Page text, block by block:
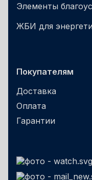
Элементы
ЖБИ для
Покупателям
Доставка
Оплата
Гарантии